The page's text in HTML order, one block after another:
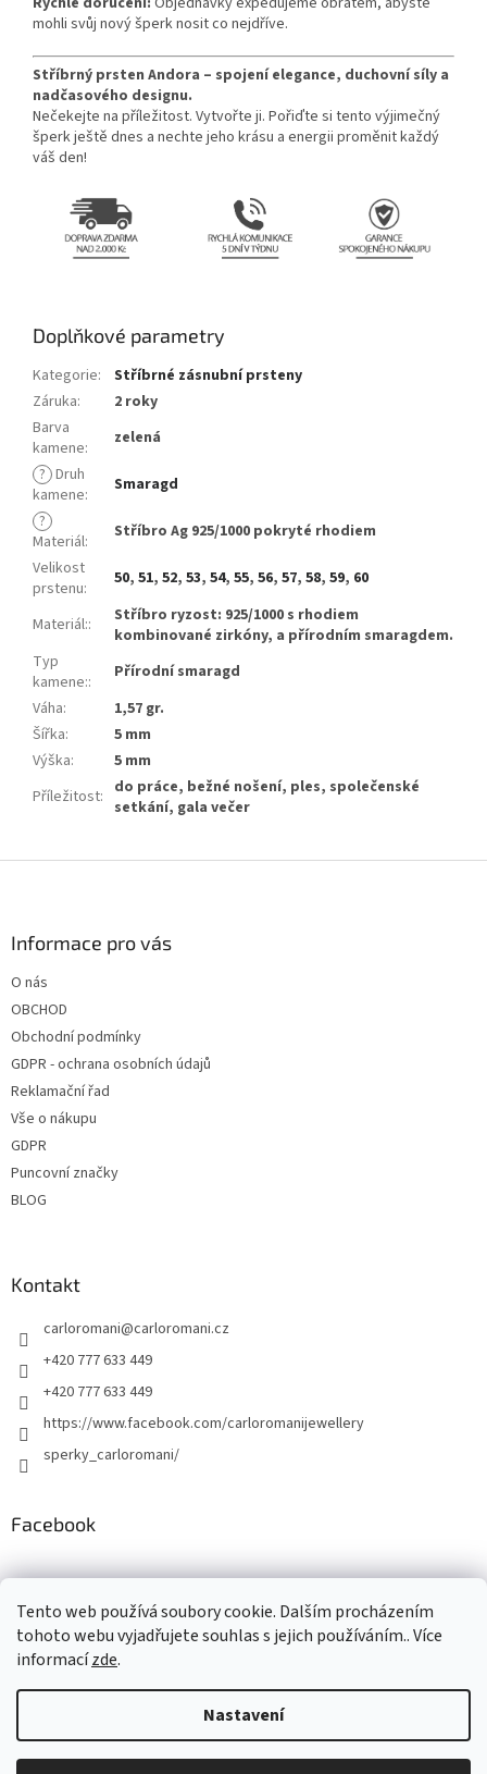
Tento web používá soubory cookie. Dalším procházením
tohoto webu vyjadřujete souhlas s jejich používáním.. Více
informacízde.
Nastavení
mohli svůj nový šperk nosit co nejdříve.
Stříbrný prsten Andora – spojení elegance, duchovní síly a
nadčasového designu.
Nečekejte na příležitost. Vytvořte ji. Pořiďte si tento výjimečný
šperk ještě dnes a nechte jeho krásu a energii proměnit každý
váš den!
Doplňkové parametry
Kategorie:
Stříbrné zásnubní prsteny
Záruka:
2 roky
Barva
kamene:
zelená
? Druh
kamene:
Smaragd
?
Materiál:
Stříbro Ag 925/1000 pokryté rhodiem
Velikost
prstenu: 50, 51, 52, 53, 54, 55, 56, 57, 58, 59, 60
Materiál::
Stříbro ryzost: 925/1000 s rhodiem
kombinované zirkóny, a přírodním smaragdem.
Typ
kamene::
Přírodní smaragd
Váha:
1,57 gr.
Šířka:
5 mm
Výška:
5 mm
Příležitost: do práce, bežné nošení, ples, společenské
setkání, gala večer
Informace pro vás
O nás
OBCHOD
Obchodní podmínky
GDPR - ochrana osobních údajů
Reklamační řad
Vše o nákupu
GDPR
Puncovní značky
BLOG
Kontakt
carloromani@carloromani.cz
+420 777 633 449
+420 777 633 449
https://www.facebook.com/carloromanijewellery
sperky_carloromani/
Facebook
Instagram
Copyright 2026www.carloromani-shop.cz. Všechna práva